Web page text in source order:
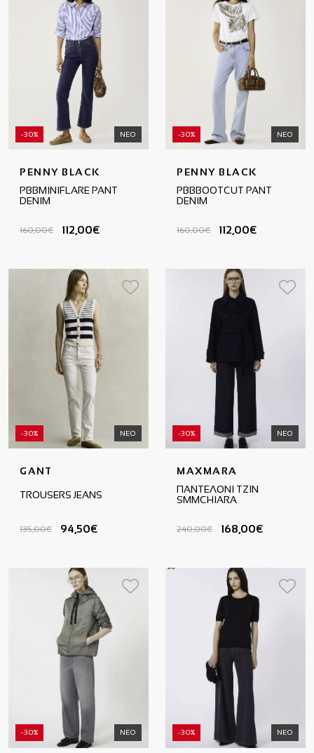
ΝΕΟ
-30%
PENNY BLACK
PBBMINIFLARE PANT
DENIM
160,00€ 112,00€
ΝΕΟ
-30%
PENNY BLACK
PBBBOOTCUT PANT
DENIM
160,00€ 112,00€
ΝΕΟ
-30%
GANT
TROUSERS JEANS
135,00€ 94,50€
ΝΕΟ
-30%
MAXMARA
ΠΑΝΤΕΛΟΝΙ ΤΖΙΝ
SMMCHIARA
240,00€ 168,00€
ΝΕΟ
-30% ΝΕΟ
-30%